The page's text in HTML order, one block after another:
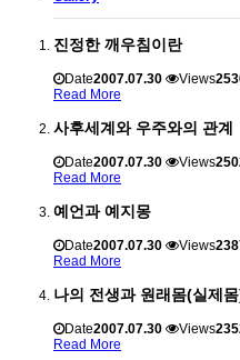
진정한 깨우침이란
Date2007.07.30 Views
Read More
사후세계와 우주와의 관계
Date2007.07.30 Views
Read More
예언과 예지몽
Date2007.07.30 Views
Read More
나의 전생과 원래몸(실제
Date2007.07.30 Views
Read More